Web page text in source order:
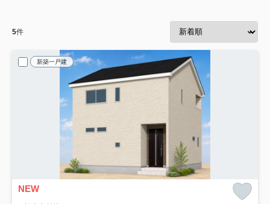
5件
新築一戸建
NEW